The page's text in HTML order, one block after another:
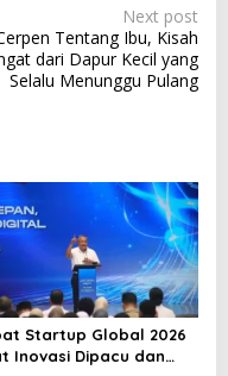
Next post
Tentang Ibu, Kisah
dari Dapur Kecil yang
Selalu Menunggu Pulang
Startup Global 2026
Inovasi Dipacu dan